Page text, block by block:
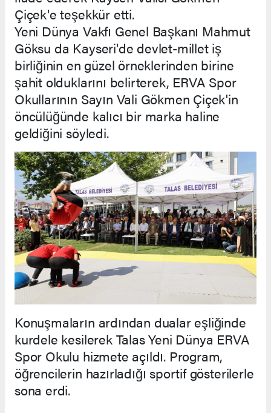
Çiçek'e teşekkür etti.
Yeni Dünya Vakfı Genel Başkanı Mahmut
Göksu da Kayseri'de devlet-millet iş
birliğinin en güzel örneklerinden birine
şahit olduklarını belirterek, ERVA Spor
Okullarının Sayın Vali Gökmen Çiçek'in
öncülüğünde kalıcı bir marka haline
geldiğini söyledi.
Konuşmaların ardından dualar eşliğinde
kurdele kesilerek Talas Yeni Dünya ERVA
Spor Okulu hizmete açıldı. Program,
öğrencilerin hazırladığı sportif gösterilerle
sona erdi.